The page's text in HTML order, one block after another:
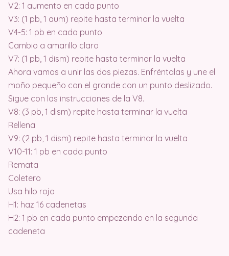
V2: 1 aumento en cada punto
V3: (1 pb, 1 aum) repite hasta terminar la vuelta
V4-5: 1 pb en cada punto
Cambio a amarillo claro
V7: (1 pb, 1 dism) repite hasta terminar la vuelta
Ahora vamos a unir las dos piezas. Enfréntalas y une el
moño pequeño con el grande con un punto deslizado.
Sigue con las instrucciones de la V8.
V8: (3 pb, 1 dism) repite hasta terminar la vuelta
Rellena
V9: (2 pb, 1 dism) repite hasta terminar la vuelta
V10-11: 1 pb en cada punto
Remata
Coletero
Usa hilo rojo
H1: haz 16 cadenetas
H2: 1 pb en cada punto empezando en la segunda
cadeneta